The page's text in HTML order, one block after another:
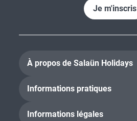
Je m'inscris
À propos de Salaün Holidays
Informations pratiques
Informations légales